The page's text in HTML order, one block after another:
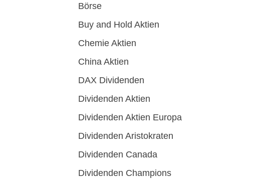
Börse
Buy and Hold Aktien
Chemie Aktien
China Aktien
DAX Dividenden
Dividenden Aktien
Dividenden Aktien Europa
Dividenden Aristokraten
Dividenden Canada
Dividenden Champions